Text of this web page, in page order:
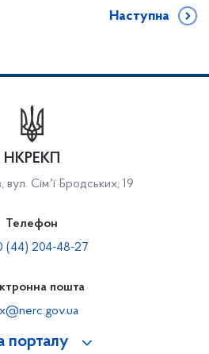
Наступна
порталу
НКРЕКП
вул. Сімʼї Бродських, 19
Телефон
(44) 204-48-27
пошта